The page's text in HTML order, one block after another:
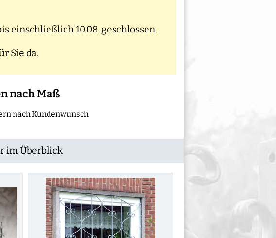
einschließlich 10.08. geschlossen.
Sie da.
nach Maß
nach Kundenwunsch
im Überblick